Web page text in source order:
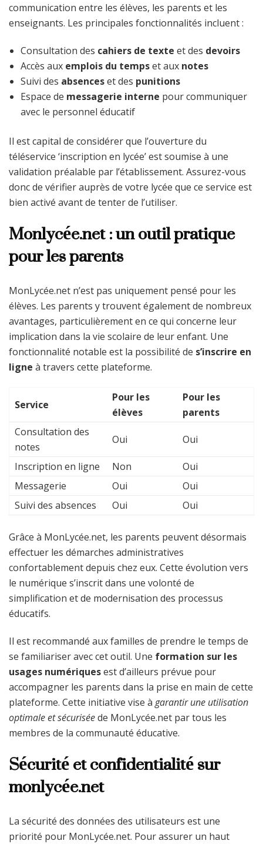
communication entre les élèves, les parents et les
enseignants. Les principales fonctionnalités incluent :
Consultation des cahiers de texte et des devoirs
Accès aux emplois du tempset aux notes
Suivi des absenceset des punitions
Espace de messagerie interne pour communiquer
avec le personnel éducatif
Il est capital de considérer que l’ouverture du
téléservice ‘inscription en lycée’ est soumise à une
validation préalable par l’établissement. Assurez-vous
donc de vérifier auprès de votre lycée que ce service est
bien activé avant de tenter de l’utiliser.
Monlycée.net : un outil pratique
pour les parents
MonLycée.net n’est pas uniquement pensé pour les
élèves. Les parents y trouvent également de nombreux
avantages, particulièrement en ce qui concerne leur
implication dans la vie scolaire de leur enfant. Une
fonctionnalité notable est la possibilité de s’inscrire en
ligne à travers cette plateforme.
Service
Pour les
élèves
Pour les
parents
Consultation des
notes
Oui Oui
Inscription en ligne Non
Oui
Messagerie
Oui
Oui
Suivi des absences
Oui Oui
Grâce à MonLycée.net, les parents peuvent désormais
effectuer les démarches administratives
confortablement depuis chez eux. Cette évolution vers
le numérique s’inscrit dans une volonté de
simplification et de modernisation des processus
éducatifs.
Il est recommandé aux familles de prendre le temps de
se familiariser avec cet outil. Une formation sur les
usages numériquesest d’ailleurs prévue pour
accompagner les parents dans la prise en main de cette
plateforme. Cette initiative vise à garantir une utilisation
optimale et sécuriséede MonLycée.net par tous les
membres de la communauté éducative.
Sécurité et confidentialité sur
monlycée.net
La sécurité des données des utilisateurs est une
priorité pour MonLycée.net. Pour assurer un haut